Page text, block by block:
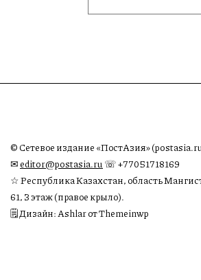
© Сетевое издание «ПостАзия»
✉︎editor@postasia.ru ☏ +77051718169
☆ Республика Казахстан, область
61, 3 этаж (правое крыло).
🗒 Дизайн: Ashlar от Themeinwp